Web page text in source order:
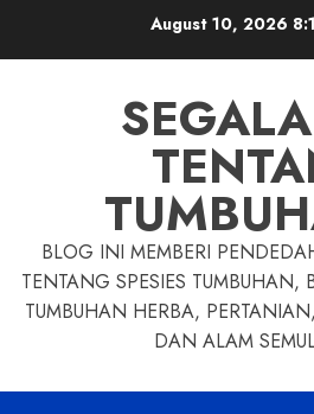
August 10, 2026
BLOG INI MEMBERI
TENTANG SPESIES
TUMBUHAN HERBA,
DAN ALAM